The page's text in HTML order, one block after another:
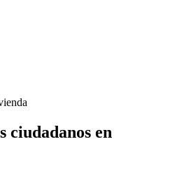
ciudadanos en